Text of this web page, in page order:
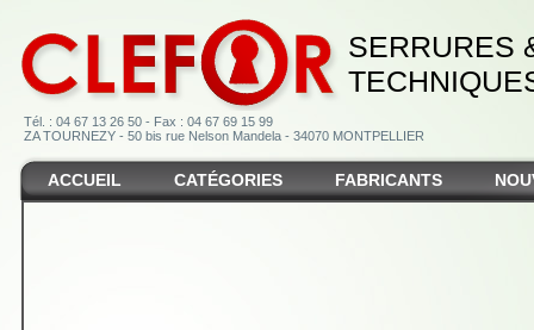
SERRURES
Tél. : 04 67 13 26 50 - Fax : 04 67 69 15 99
ZA TOURNEZY - 50 bis rue Nelson Mandela - 34070 MONTPELLIER
ACCUEIL CATÉGORIES FABRICANTS